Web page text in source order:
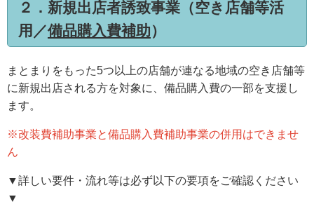
２．新規出店者誘致事業（空き店舗等活
用／備品購入費補助）
まとまりをもった5つ以上の店舗が連なる地域の空き店舗等
に新規出店される方を対象に、備品購入費の一部を支援し
ます。
※改装費補助事業と備品購入費補助事業の併用はできませ
ん
▼詳しい要件・流れ等は必ず以下の要項をご確認ください
▼